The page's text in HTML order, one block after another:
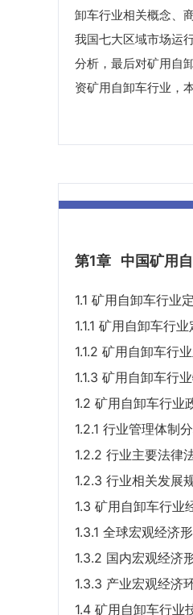
卸车行业相关概念、
我国七大区域市场运
分析，最后对矿用自
资矿用自卸车行业，
第1章 中国矿用
1.1 矿用自卸车行业
1.1.1 矿用自卸车行
1.1.2 矿用自卸车行
1.1.3 矿用自卸车行
1.2 矿用自卸车行业
1.2.1 行业管理体制
1.2.2 行业主要法律
1.2.3 行业相关发展
1.3 矿用自卸车行业
1.3.1 全球宏观经济
1.3.2 国内宏观经济
1.3.3 产业宏观经济
1.4 矿用自卸车行业